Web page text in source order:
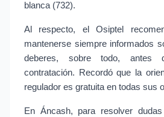
blanca (732).
Al respecto, el Osiptel
mantenerse siempre informados
deberes, sobre todo, antes
contratación. Recordó que la
regulador es gratuita en todas sus
En Áncash, para resolver